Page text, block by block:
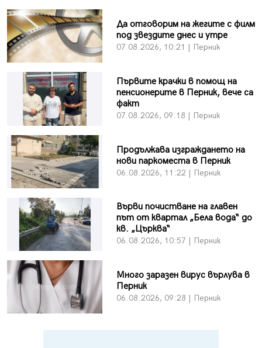
Да отговорим на жегите с филм
под звездите днес и утре
07.08.2026, 10:21 | Перник
Първите крачки в помощ на
пенсионерите в Перник, вече са
факт
07.08.2026, 09:18 | Перник
Продължава изграждането на
нови паркоместа в Перник
06.08.2026, 11:22 | Перник
Върви почистване на главен
път от квартал „Бела вода“ до
кв. „Църква“
06.08.2026, 10:57 | Перник
Много заразен вирус върлува в
Перник
06.08.2026, 09:28 | Перник